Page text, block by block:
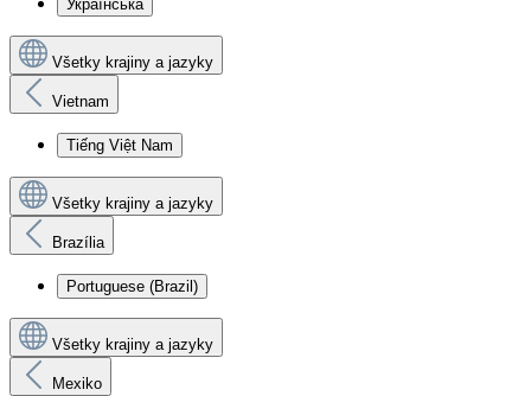
Українська
Všetky krajiny a jazyky
Vietnam
Tiếng Việt Nam
Všetky krajiny a jazyky
Brazília
Portuguese (Brazil)
Všetky krajiny a jazyky
Mexiko